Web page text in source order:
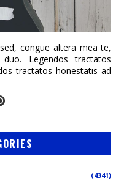
congue altera mea te,
Legendos tractatos
tractatos honestatis ad
(4341)